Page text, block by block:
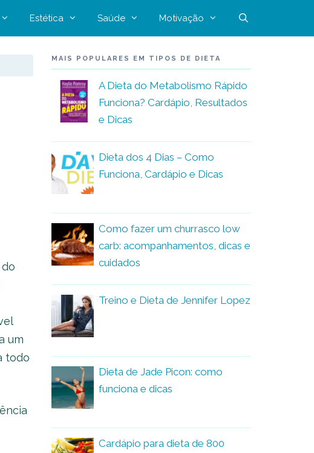
Estética Saúde Motivação
um
todo
MAIS POPULARES EM TIPOS DE DIETA
A Dieta do Metabolismo Rápido
Funciona? Cardápio, Resultados
e Dicas
Dieta dos 4 Dias – Como
Funciona, Cardápio e Dicas
Como fazer um churrasco low
carb: acompanhamentos, dicas e
cuidados
Treino e Dieta de Jennifer Lopez
Dieta de Jade Picon: como
funciona e dicas
Cardápio para dieta de 800